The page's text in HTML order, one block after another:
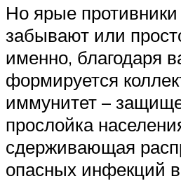
Но ярые
забывают или
именно, благодаря
формируется
иммунитет –
прослойка
сдерживающая
опасных инфекций